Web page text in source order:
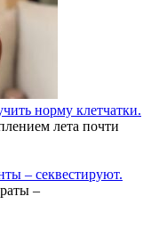
норму клетчатки.
лета почти
– секвестируют.
–